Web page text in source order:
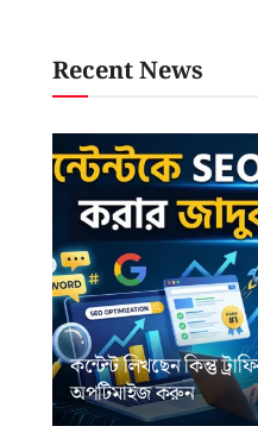
Recent News
কন্টেন্ট লিখছেন কিন্তু
অপটিমাইজ করুন